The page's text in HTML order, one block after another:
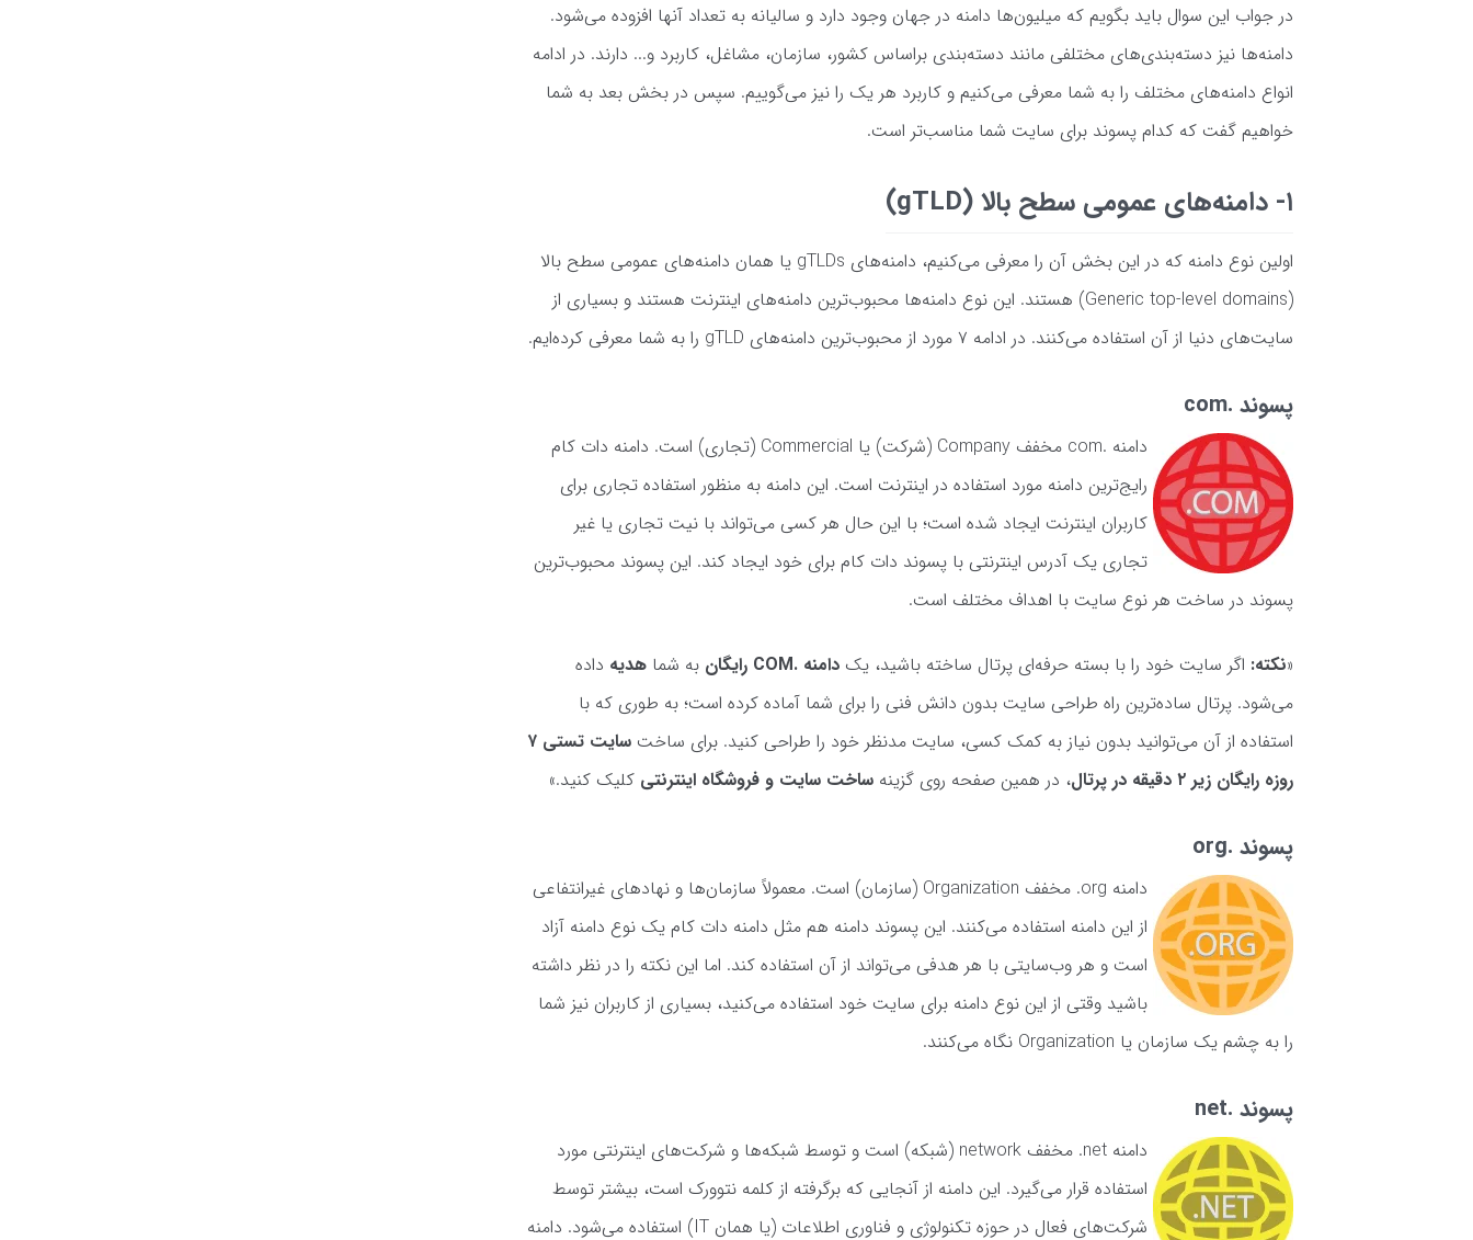
در جواب این سوال باید بگویم که میلیون‌ها دامنه در جهان وجود دارد و سالیانه به تعداد آنها افزوده می‌شود.
دامنه‌ها نیز دسته‌بندی‌های مختلفی مانند دسته‌بندی براساس کشور، سازمان، مشاغل، کاربرد و... دارند. در ادامه
انواع دامنه‌های مختلف را به شما معرفی می‌کنیم و کاربرد هر یک را نیز می‌گوییم. سپس در بخش بعد به شما
خواهیم گفت که کدام پسوند برای سایت شما مناسب‌تر است.
۱- دامنه‌های عمومی سطح بالا (gTLD)
اولین نوع دامنه که در این بخش آن را معرفی می‌کنیم، دامنه‌های gTLDs یا همان دامنه‌های عمومی سطح بالا
(Generic top-level domains) هستند. این نوع دامنه‌ها محبوب‌ترین دامنه‌های اینترنت هستند و بسیاری از
سایت‌های دنیا از آن استفاده می‌کنند. در ادامه ۷ مورد از محبوب‌ترین دامنه‌های gTLD را به شما معرفی کرده‌ایم.
پسوند .com
دامنه .com مخفف Company (شرکت) یا Commercial (تجاری) است. دامنه دات کام
رایج‌ترین دامنه مورد استفاده در اینترنت است. این دامنه به منظور استفاده تجاری برای
کاربران اینترنت ایجاد شده است؛ با این حال هر کسی می‌تواند با نیت تجاری یا غیر
تجاری یک آدرس اینترنتی با پسوند دات کام برای خود ایجاد کند. این پسوند محبوب‌ترین
پسوند در ساخت هر نوع سایت با اهداف مختلف است.
«نکته: اگر سایت خود را با بسته حرفه‌ای پرتال ساخته باشید، یکدامنه .COM رایگان به شماهدیه داده
می‌شود. پرتال ساده‌ترین راه طراحی سایت بدون دانش فنی را برای شما آماده کرده است؛ به طوری که با
استفاده از آن می‌توانید بدون نیاز به کمک کسی، سایت مدنظر خود را طراحی کنید. برای ساخت
سایت تستی ۷
روزه رایگان زیر ۲ دقیقه در پرتال
، در همین صفحه روی گزینهساخت سایت و فروشگاه اینترنتی کلیک کنید.»
پسوند .org
دامنه org. مخفف Organization (سازمان) است. معمولاً سازمان‌ها و نهادهای غیرانتفاعی
از این دامنه استفاده می‌کنند. این پسوند دامنه هم مثل دامنه دات کام یک نوع دامنه آزاد
است و هر وب‌سایتی با هر هدفی می‌تواند از آن استفاده کند. اما این نکته را در نظر داشته
باشید وقتی از این نوع دامنه برای سایت خود استفاده می‌کنید، بسیاری از کاربران نیز شما
را به چشم یک سازمان یا Organization نگاه می‌کنند.
پسوند .net
دامنه net. مخفف network (شبکه) است و توسط شبکه‌ها و شرکت‌های اینترنتی مورد
استفاده قرار می‌گیرد. این دامنه از آنجایی که برگرفته از کلمه نتوورک است، بیشتر توسط
شرکت‌های فعال در حوزه تکنولوژی و فناوری اطلاعات (یا همان IT) استفاده می‌شود. دامنه